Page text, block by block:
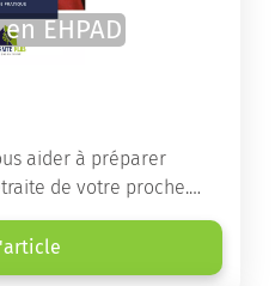
EHPAD
aider à préparer
de votre proche.
des différents types
des conseils pratiques
et à leur faciliter